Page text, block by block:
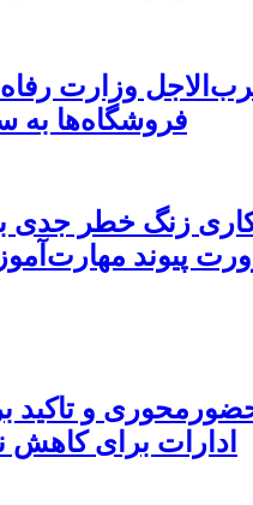
وزارت رفاه
فروشگاه‌ها به
زنگ خطر جدی
پیوند
و تاکید
ادارات برای کاهش